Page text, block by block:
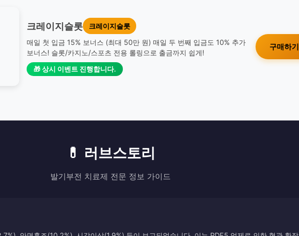
크레이지슬롯
크레이지슬롯
매일 첫 입금 15% 보너스 (최대 50만 원) 매일 두 번째 입금도 10% 추가
보너스! 슬롯/카지노/스포츠 전용 롤링으로 출금까지 쉽게!
🎁 상시 이벤트 진행합니다.
구매하기
💊 러브스토리
발기부전 치료제 전문 정보 가이드